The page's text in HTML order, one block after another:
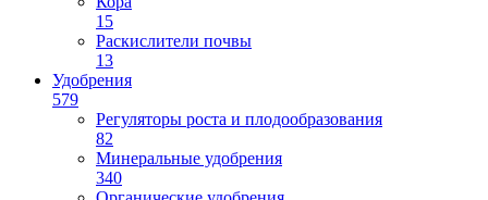
15
Раскислители почвы
13
Удобрения
579
Регуляторы роста и плодообразования
82
Минеральные удобрения
340